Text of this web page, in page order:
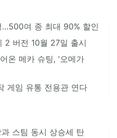
…500여 종 최대 90% 할인
2 버전 10월 27일 출시
온 메카 슈팅, '오메가
게임 유통 전용관 연다
스팀 동시 상승세 탄